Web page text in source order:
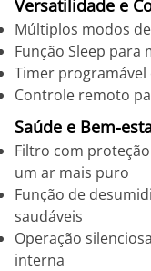
Versatilidade e
Múltiplos modos
Função Sleep
Timer programável
Controle remoto
Saúde e Bem-
Filtro com
um ar mais puro
Função de
saudáveis
Operação
interna